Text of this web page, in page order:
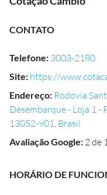
CONTATO
Telefone: 3003-2180
Site: https://
Endereço: Rodovia
Desembarque - Loja 1 -
13052-901, Brasil
Avaliação Google: 2 de
HORÁRIO DE